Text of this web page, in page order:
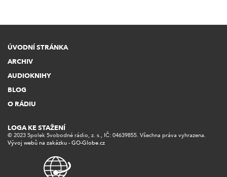
ÚVODNÍ STRÁNKA
ARCHIV
AUDIOKNIHY
BLOG
O RÁDIU
© 2023 Spolek Svobodné rádio, z. s., IČ: 04639855. Všechna práva vyhrazena.
Vývoj webů na zakázku - GO-Globe.cz
LOGA KE STAŽENÍ